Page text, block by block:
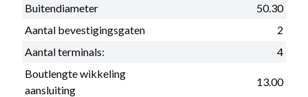
Buitendiameter
50.30
Aantal bevestigingsgaten
2
Aantal terminals:
4
Boutlengte wikkeling
aansluiting
13.00